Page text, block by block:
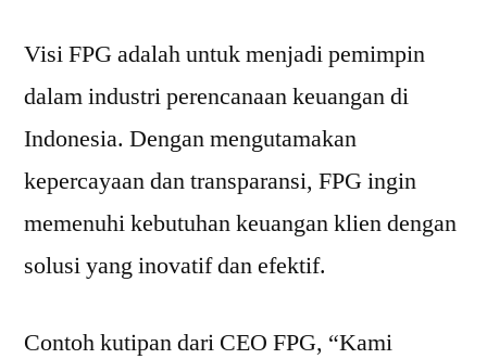
Visi FPG adalah untuk menjadi pemimpin
dalam industri perencanaan keuangan di
Indonesia. Dengan mengutamakan
kepercayaan dan transparansi, FPG ingin
memenuhi kebutuhan keuangan klien dengan
solusi yang inovatif dan efektif.
Contoh kutipan dari CEO FPG, “Kami